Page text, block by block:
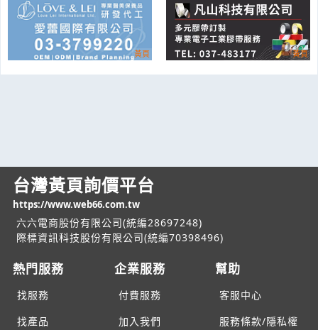
台灣黃頁詢價平台
https://www.web66.com.tw
六六電商股份有限公司(統編28697248)
際標資訊科技股份有限公司(統編70398496)
熱門服務
找服務
找產品
企業服務
付費服務
加入我們
幫助
客服中心
服務條款/隱私權